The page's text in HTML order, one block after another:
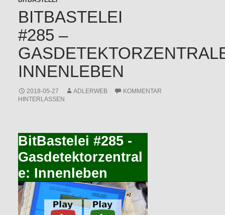
BITBASTELEI
#285 –
INNENLEBEN
2018-05-27 ADLERWEB
KOMMENTAR
HINTERLASSEN
BitBastelei #285 -
Gasdetektorzentral
e: Innenleben